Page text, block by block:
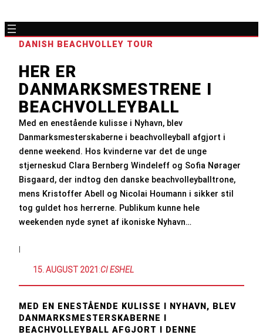
DANISH BEACHVOLLEY TOUR
HER ER
DANMARKSMESTRENE I
BEACHVOLLEYBALL
Med en enestående kulisse i Nyhavn, blev
Danmarksmesterskaberne i beachvolleyball afgjort i
denne weekend. Hos kvinderne var det de unge
stjerneskud Clara Bernberg Windeleff og Sofia Nørager
Bisgaard, der indtog den danske beachvolleyballtrone,
mens Kristoffer Abell og Nicolai Houmann i sikker stil
tog guldet hos herrerne. Publikum kunne hele
weekenden nyde synet af ikoniske Nyhavn…
|
15. AUGUST 2021 :CI ESHEL
MED EN ENESTÅENDE KULISSE I NYHAVN, BLEV
DANMARKSMESTERSKABERNE I
BEACHVOLLEYBALL AFGJORT I DENNE